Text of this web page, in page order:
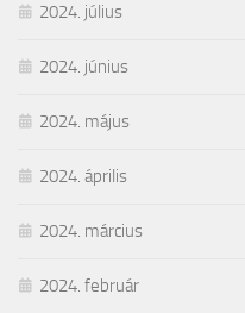
2024. július
2024. június
2024. május
2024. április
2024. március
2024. február